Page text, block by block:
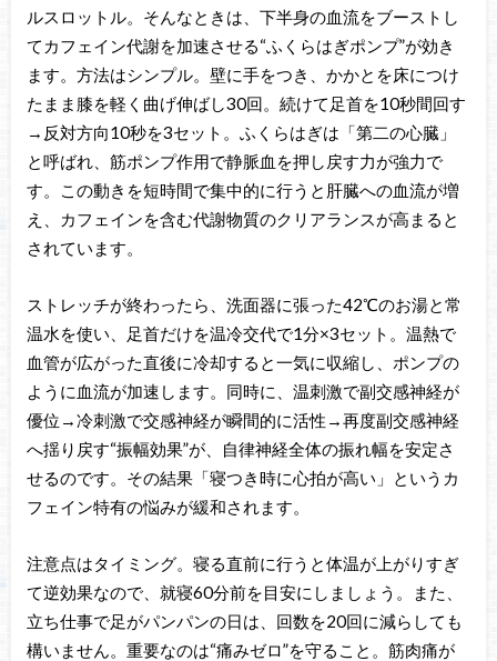
ルスロットル。そんなときは、下半身の血流をブーストし
てカフェイン代謝を加速させる“ふくらはぎポンプ”が効き
ます。方法はシンプル。壁に手をつき、かかとを床につけ
たまま膝を軽く曲げ伸ばし30回。続けて足首を10秒間回す
→反対方向10秒を3セット。ふくらはぎは「第二の心臓」
と呼ばれ、筋ポンプ作用で静脈血を押し戻す力が強力で
す。この動きを短時間で集中的に行うと肝臓への血流が増
え、カフェインを含む代謝物質のクリアランスが高まると
されています。
ストレッチが終わったら、洗面器に張った42℃のお湯と常
温水を使い、足首だけを温冷交代で1分×3セット。温熱で
血管が広がった直後に冷却すると一気に収縮し、ポンプの
ように血流が加速します。同時に、温刺激で副交感神経が
優位→冷刺激で交感神経が瞬間的に活性→再度副交感神経
へ揺り戻す“振幅効果”が、自律神経全体の振れ幅を安定さ
せるのです。その結果「寝つき時に心拍が高い」というカ
フェイン特有の悩みが緩和されます。
注意点はタイミング。寝る直前に行うと体温が上がりすぎ
て逆効果なので、就寝60分前を目安にしましょう。また、
立ち仕事で足がパンパンの日は、回数を20回に減らしても
構いません。重要なのは“痛みゼロ”を守ること。筋肉痛が